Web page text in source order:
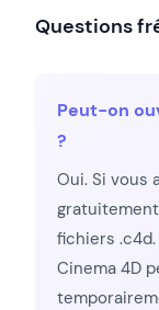
Questions
Peut-on
?
Oui. Si vous
fichiers .c4d.
Cinema 4D